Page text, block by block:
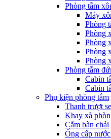
Phòng tắm
Máy
Phòng
Phòng
Phòng
Phòng
Phòng
Phòng tắm
Cabin
Cabin
Phụ kiện phòng tắm
Thanh trượt
Khay xà
Cắm bàn chải
Ống cấp